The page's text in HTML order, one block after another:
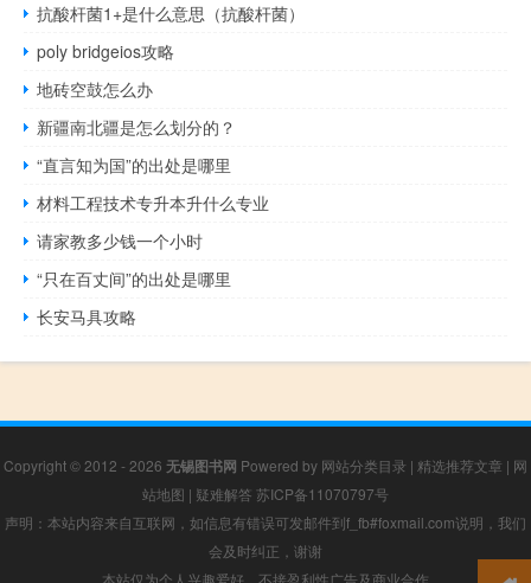
抗酸杆菌1+是什么意思（抗酸杆菌）
poly bridgeios攻略
地砖空鼓怎么办
新疆南北疆是怎么划分的？
“直言知为国”的出处是哪里
材料工程技术专升本升什么专业
请家教多少钱一个小时
“只在百丈间”的出处是哪里
长安马具攻略
Copyright © 2012 - 2026 无锡图书网 Powered by 网站分类目录 | 精选推荐文章 | 网
站地图 | 疑难解答 苏ICP备11070797号
声明：本站内容来自互联网，如信息有错误可发邮件到f_fb#foxmail.com说明，我们
会及时纠正，谢谢